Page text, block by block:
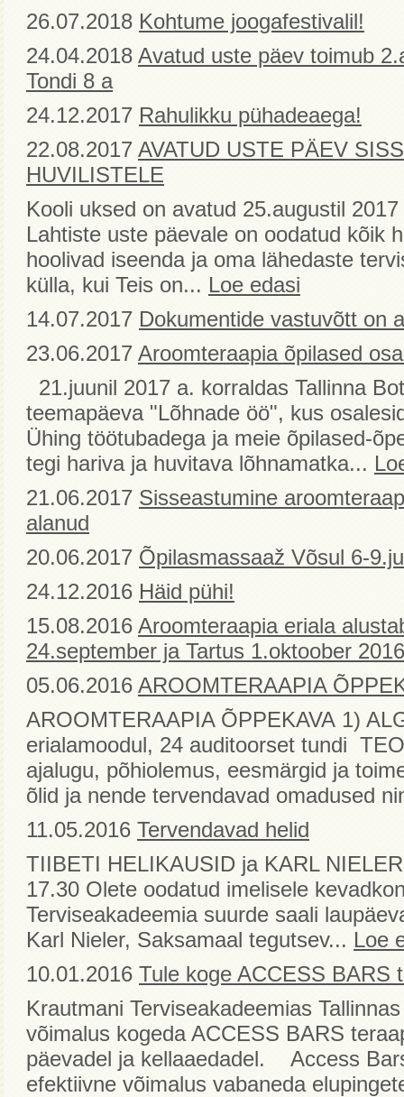
26.07.2018 Kohtume joogafestivalil!
24.04.2018 Avatud uste päev toimub
Tondi 8 a
24.12.2017 Rahulikku pühadeaega!
22.08.2017 AVATUD USTE PÄEV
HUVILISTELE
Kooli uksed on avatud 25.augustil
Lahtiste uste päevale on oodatud kõik
hoolivad iseenda ja oma lähedaste
külla, kui Teis on... Loe edasi
14.07.2017 Dokumentide vastuvõtt on
23.06.2017 Aroomteraapia õpilased
21.juunil 2017 a. korraldas Tallinna
teemapäeva "Lõhnade öö", kus
Ühing töötubadega ja meie õpilased-
tegi hariva ja huvitava lõhnamatka...
21.06.2017 Sisseastumine
alanud
20.06.2017 Õpilasmassaaž Võsul 6-
24.12.2016 Häid pühi!
15.08.2016 Aroomteraapia eriala
24.september ja Tartus 1.oktoober 2016
05.06.2016 AROOMTERAAPIA
AROOMTERAAPIA ÕPPEKAVA 1)
erialamoodul, 24 auditoorset tundi
ajalugu, põhiolemus, eesmärgid ja
õlid ja nende tervendavad omadused
11.05.2016 Tervendavad helid
TIIBETI HELIKAUSID ja KARL
17.30 Olete oodatud imelisele
Terviseakadeemia suurde saali
Karl Nieler, Saksamaal tegutsev... Loe
10.01.2016 Tule koge ACCESS BARS
Krautmani Terviseakadeemias
võimalus kogeda ACCESS BARS
päevadel ja kellaaedadel. Access
efektiivne võimalus vabaneda